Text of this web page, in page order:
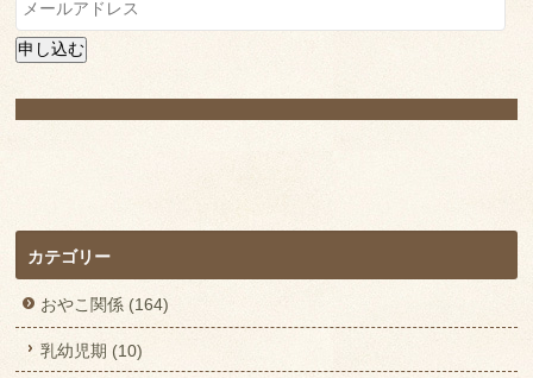
ー
ル
ア
レ
ス
申し込む
カテゴリー
おやこ関係 (164)
乳幼児期 (10)